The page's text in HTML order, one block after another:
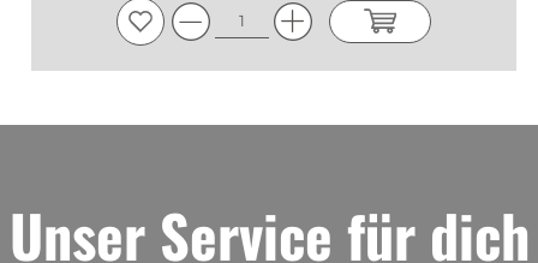
Unser Service für dich